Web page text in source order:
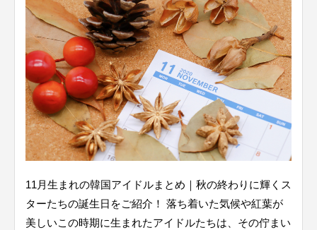
11月生まれの韓国アイドルまとめ｜秋の終わりに輝くス
ターたちの誕生日をご紹介！ 落ち着いた気候や紅葉が
美しいこの時期に生まれたアイドルたちは、その佇まい